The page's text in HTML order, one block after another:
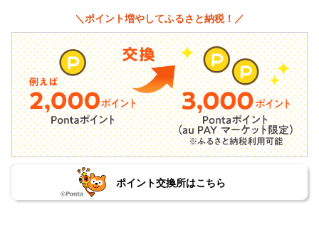
＼ポイント増やしてふるさと納税！／
ポイント交換所はこちら